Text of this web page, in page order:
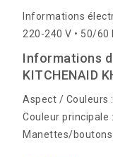
Informations
220-240 V • 50/60
Informations
KITCHENAID
Aspect / Couleurs :
Couleur principale
Manettes/